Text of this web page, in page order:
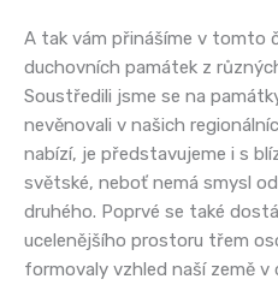
A tak vám přinášíme v tomto
duchovních památek z
Soustředili jsme se na
nevěnovali v našich
nabízí, je představujeme i s
světské, neboť nemá smysl
druhého. Poprvé se také
ucelenějšího prostoru třem
formovaly vzhled naší země